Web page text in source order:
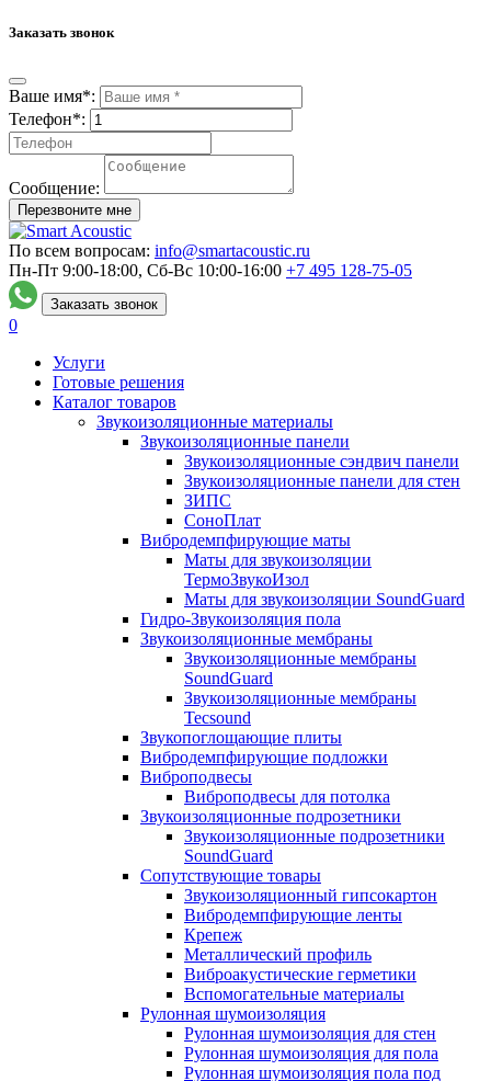
Заказать звонок
Ваше имя*:
Телефон*:
Сообщение:
Перезвоните мне
По всем вопросам: info@smartacoustic.ru
Пн-Пт 9:00-18:00, Сб-Вс 10:00-16:00 +7 495 128-75-05
Заказать звонок
0
Услуги
Готовые решения
Каталог товаров
Звукоизоляционные материалы
Звукоизоляционные панели
Звукоизоляционные сэндвич панели
Звукоизоляционные панели для стен
ЗИПС
СоноПлат
Вибродемпфирующие маты
Маты для звукоизоляции
ТермоЗвукоИзол
Маты для звукоизоляции SoundGuard
Гидро-Звукоизоляция пола
Звукоизоляционные мембраны
Звукоизоляционные мембраны
SoundGuard
Звукоизоляционные мембраны
Tecsound
Звукопоглощающие плиты
Вибродемпфирующие подложки
Виброподвесы
Виброподвесы для потолка
Звукоизоляционные подрозетники
Звукоизоляционные подрозетники
SoundGuard
Сопутствующие товары
Звукоизоляционный гипсокартон
Вибродемпфирующие ленты
Крепеж
Металлический профиль
Виброакустические герметики
Вспомогательные материалы
Рулонная шумоизоляция
Рулонная шумоизоляция для стен
Рулонная шумоизоляция для пола
Рулонная шумоизоляция пола под